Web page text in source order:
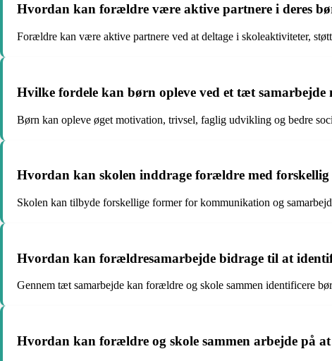
Hvordan kan forældre være aktive partnere i deres
Forældre kan være aktive partnere ved at deltage i skoleaktiviteter,
Hvilke fordele kan børn opleve ved et tæt samarbejde
Børn kan opleve øget motivation, trivsel, faglig udvikling og bedre
Hvordan kan skolen inddrage forældre med forskellig
Skolen kan tilbyde forskellige former for kommunikation og
Hvordan kan forældresamarbejde bidrage til at
Gennem tæt samarbejde kan forældre og skole sammen identificere
Hvordan kan forældre og skole sammen arbejde på